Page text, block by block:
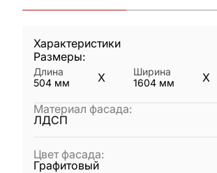
Характеристики
Размеры:
Длина
504 мм X
Ширина
1604 мм X
Материал фасада:
ЛДСП
Цвет фасада:
Графитовый